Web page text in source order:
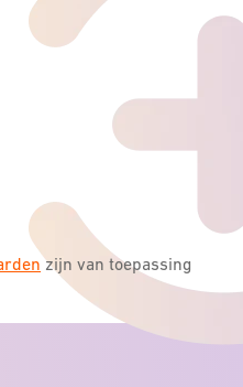
zijn van toepassing